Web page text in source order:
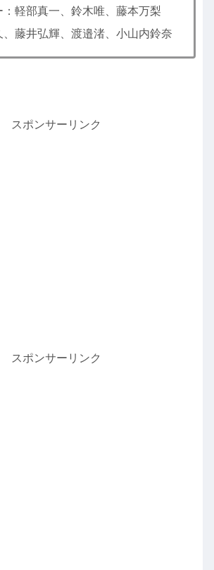
：軽部真一、鈴木唯、藤本万梨
、藤井弘輝、渡邉渚、小山内鈴奈
スポンサーリンク
スポンサーリンク